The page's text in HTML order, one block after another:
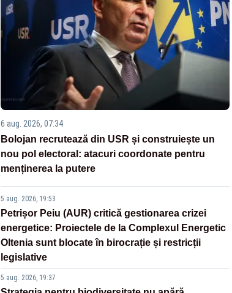
6 aug. 2026, 07:34
Bolojan recrutează din USR și construiește un
nou pol electoral: atacuri coordonate pentru
menținerea la putere
5 aug. 2026, 19:53
Petrișor Peiu (AUR) critică gestionarea crizei
energetice: Proiectele de la Complexul Energetic
Oltenia sunt blocate în birocrație și restricții
legislative
5 aug. 2026, 19:37